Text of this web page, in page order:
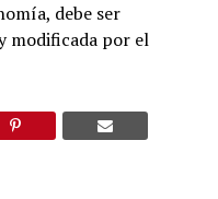
debe ser
modificada por el